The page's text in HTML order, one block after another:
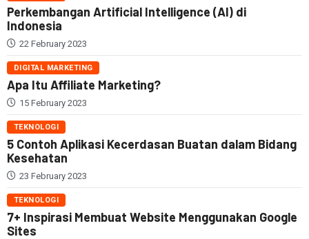
Perkembangan Artificial Intelligence (AI) di
Indonesia
22 February 2023
DIGITAL MARKETING
Apa Itu Affiliate Marketing?
15 February 2023
TEKNOLOGI
5 Contoh Aplikasi Kecerdasan Buatan dalam Bidang
Kesehatan
23 February 2023
TEKNOLOGI
7+ Inspirasi Membuat Website Menggunakan Google
Sites